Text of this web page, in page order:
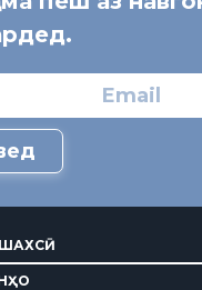
ШАХСӢ